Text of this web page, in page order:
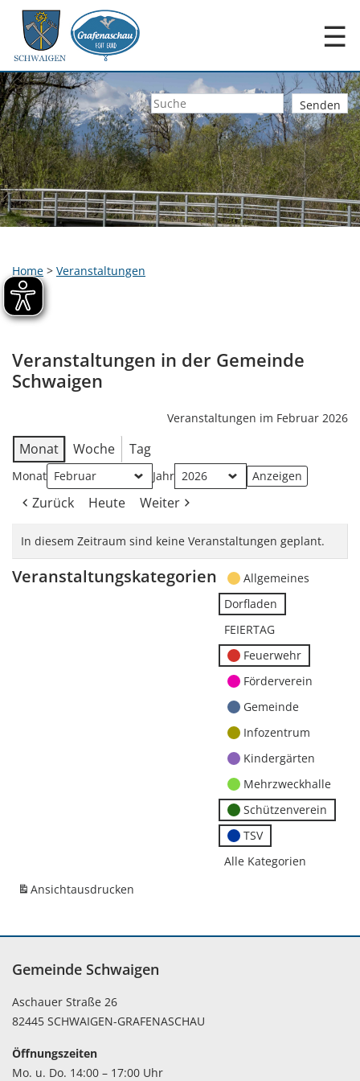
☰
Home > Veranstaltungen
Veranstaltungen in der Gemeinde
Schwaigen
Veranstaltungen im Februar 2026
Monat Woche Tag
Monat Jahr
Zurück Heute Weiter
In diesem Zeitraum sind keine Veranstaltungen geplant.
Veranstaltungskategorien
Allgemeines
Dorfladen
FEIERTAG
Feuerwehr
Förderverein
Gemeinde
Infozentrum
Kindergärten
Mehrzweckhalle
Schützenverein
TSV
Alle Kategorien
Ansichtausdrucken
Gemeinde Schwaigen
Aschauer Straße 26
82445 SCHWAIGEN-GRAFENASCHAU
Öffnungszeiten
Mo. u. Do. 14:00 – 17:00 Uhr